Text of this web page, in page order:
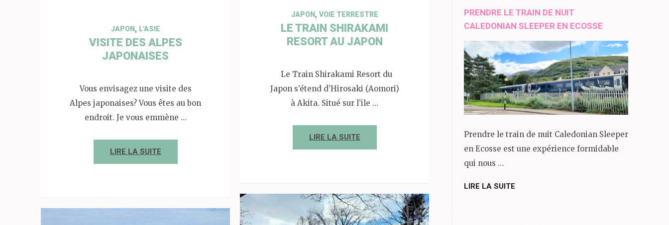
JAPON, VOIE TERRESTRE
LE TRAIN SHIRAKAMI
RESORT AU JAPON
Le Train Shirakami Resort du
Japon s’étend d’Hirosaki (Aomori)
à Akita. Situé sur l’ile …
LIRE LA SUITE
JAPON, L'ASIE
VISITE DES ALPES
JAPONAISES
Vous envisagez une visite des
Alpes japonaises? Vous êtes au bon
endroit. Je vous emmène …
LIRE LA SUITE
PRENDRE LE TRAIN DE NUIT
CALEDONIAN SLEEPER EN ECOSSE
Prendre le train de nuit Caledonian Sleeper
en Ecosse est une expérience formidable
qui nous …
LIRE LA SUITE